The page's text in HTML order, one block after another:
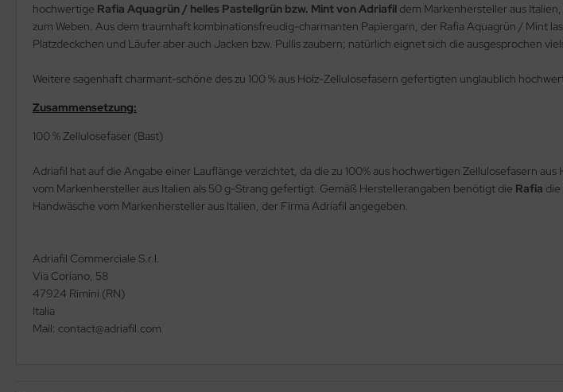
hochwertige Rafia Aquagrün / helles Pastellgrün bzw. Mint von Adriafil dem Markenhersteller aus
zum Weben. Aus dem traumhaft kombinationsfreudig-charmanten Papiergarn, der Rafia Aquagrün / Mint
Platzdeckchen und Läufer aber auch Jacken bzw. Pullis zaubern; natürlich eignet sich die ausgesprochen
Weitere sagenhaft charmant-schöne des zu 100 % aus Holz-Zellulosefasern gefertigten unglaublich
Zusammensetzung:
100 % Zellulosefaser (Bast)
Adriafil hat auf die Angabe einer Lauflänge verzichtet, da die zu 100% aus hochwertigen Zellulosefasern
vom Markenhersteller aus Italien als 50 g-Strang gefertigt. Gemäß Herstellerangaben benötigt die Rafia die
Handwäsche vom Markenhersteller aus Italien, der Firma Adriafil angegeben.
Adriafil Commerciale S.r.l.
Via Coriano, 58
47924 Rimini (RN)
Italia
Mail: contact@adriafil.com